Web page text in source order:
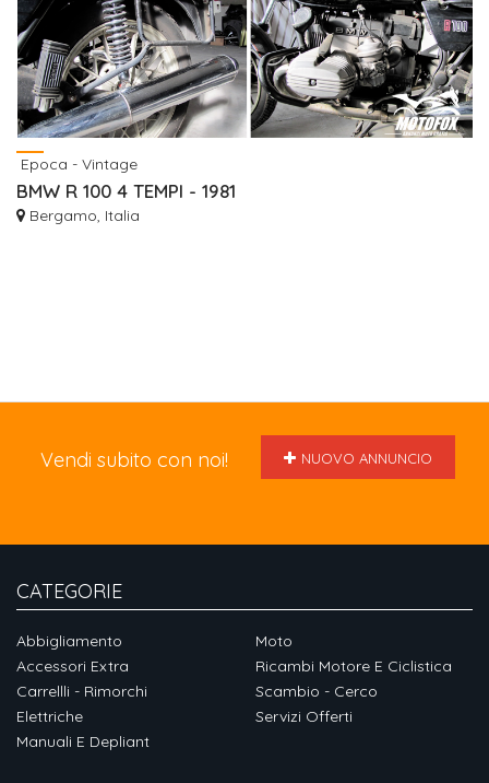
Epoca - Vintage
BMW R 100 4 TEMPI - 1981
Bergamo, Italia
Vendi subito con noi! NUOVO ANNUNCIO
CATEGORIE
Abbigliamento
Accessori Extra
Carrellli - Rimorchi
Elettriche
Manuali E Depliant
Moto
Ricambi Motore E Ciclistica
Scambio - Cerco
Servizi Offerti